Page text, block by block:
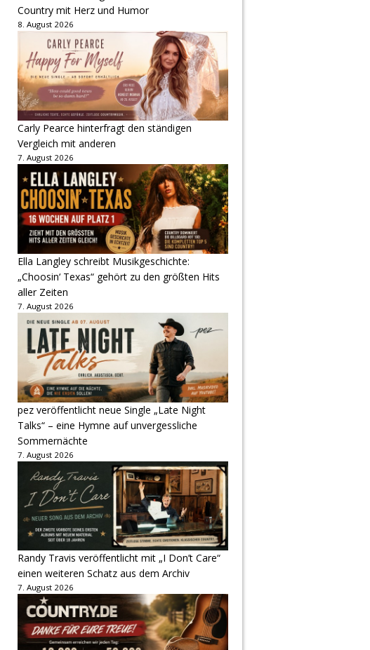
Country mit Herz und Humor
8. August 2026
Carly Pearce hinterfragt den ständigen
Vergleich mit anderen
7. August 2026
Ella Langley schreibt Musikgeschichte:
„Choosin‘ Texas“ gehört zu den größten Hits
aller Zeiten
7. August 2026
pez veröffentlicht neue Single „Late Night
Talks“ – eine Hymne auf unvergessliche
Sommernächte
7. August 2026
Randy Travis veröffentlicht mit „I Don’t Care“
einen weiteren Schatz aus dem Archiv
7. August 2026